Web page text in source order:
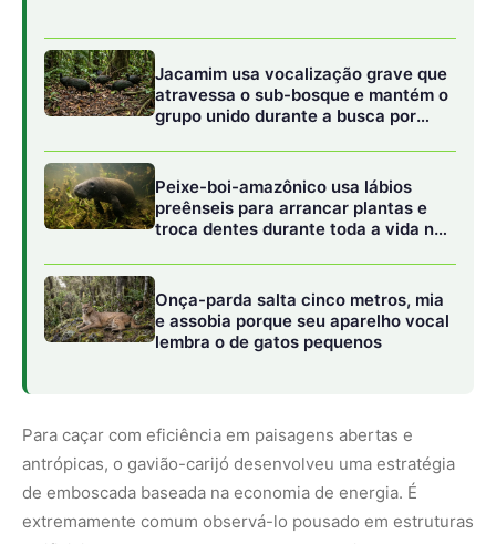
Para caçar com eficiência em paisagens abertas e
antrópicas, o gavião-carijó desenvolveu uma estratégia
de emboscada baseada na economia de energia. É
extremamente comum observá-lo pousado em estruturas
artificiais elevadas, como postes de energia, cabos de
fiação, cercas e telhados. Essas estruturas funcionam
galhos secos das árvores da floresta. Dali, com sua visão
aguçada e focada, o carijó monitora o solo e a vegetação
rasteira ao redor. Quando localiza uma presa, ele se lança
em um voo descendente rápido e direto, capturando a
vítima com suas garras amarelas e afiadas antes mesmo
A reprodução da espécie é outro fator que corrobora sua
capacidade de sobrevivência em ambientes alterados. Ao
contrário de grandes águias florestais que necessitam de